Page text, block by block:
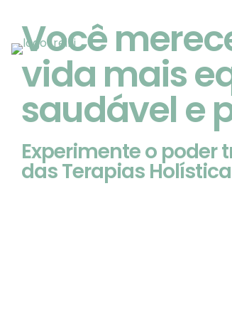
Você
vida mais
saudável e
Experimente o poder
das Terapias